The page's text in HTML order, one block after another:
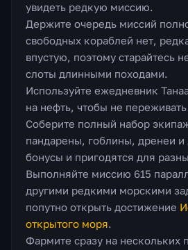
увидеть редкую миссию.
Держите очередь миссий
свободных кораблей нет,
впустую, поэтому старайтесь
слоты длинными походами.
Используйте ежедневник
на нефть, чтобы не переживать
Соберите полный набор
пандарены, гоблины, дренеи
бонусы и пригодятся для
Выполняйте миссию 615
другими редкими морскими
попутно открыть достижение
открытого моря.
Фармите сразу на нескольких